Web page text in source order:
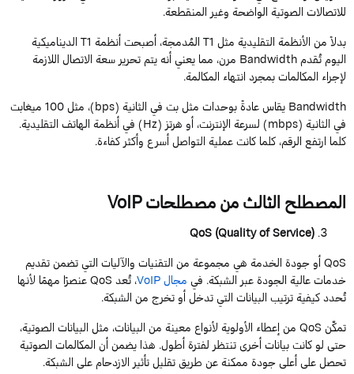
للاتصالات الصوتية الواضحة وغير المنقطعة.
بدلاً من الأنظمة التقليدية مثل T1المُدمجة، أصبحت أنظمة T1الديناميكية
اليوم تُقدمBandwidth مرن، مما يعني أنه يتم تحرير سعة الاتصال اللازمة
لإجراء المكالمات بمجرد انتهاء المكالمة.
Bandwidthيقاس عادةً بوحدات مثل بت في الثانية (bps)، مثل100ميغابت
في الثانية (mbps) لسرعة الإنترنت، أو هرتز (Hz) في أنظمة الهاتف التقليدية.
كلما ارتفع الرقم، كلما كانت عملية التواصل أسرع وأكثر كفاءة.
المصطلحالثالثمنمصطلحاتVoIP
QoS(QualityofService)
QoSأوجودةالخدمةهيمجموعةمنالتقنياتوالآلياتالتيتضمنتقديم
خدماتعاليةالجودةعبرالشبكة. فيمجالVoIP،تُعدQoSعنصرًا مهمًا لأنها
تُحددكيفيةترتيبالبياناتالتيتدخلأوتخرج منالشبكة.
تمكّنQoSمن إعطاء الأولوية لأنواع معينة من البيانات، مثل البيانات الصوتية،
حتى لو كانت بيانات أخرى تنتظر لفترة أطول. هذا يضمن أن المكالمات الصوتية
تحصل على أعلى جودة ممكنة عن طريق تقليل تأثير الازدحام على الشبكة.